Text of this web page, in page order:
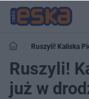
Ruszyli! Kaliska
Ruszyli!
już w